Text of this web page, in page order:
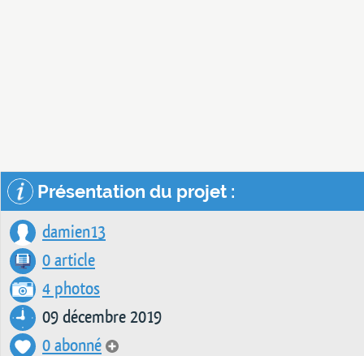
Présentation du projet :
damien13
0 article
4 photos
09 décembre 2019
0 abonné